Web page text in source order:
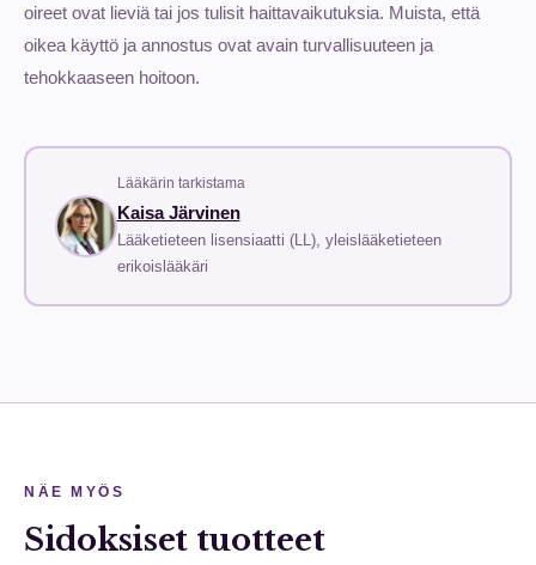
oireet ovat lieviä tai jos tulisit haittavaikutuksia. Muista, että
oikea käyttö ja annostus ovat avain turvallisuuteen ja
tehokkaaseen hoitoon.
Lääkärin tarkistama
Kaisa Järvinen
Lääketieteen lisensiaatti (LL), yleislääketieteen
erikoislääkäri
NÄE MYÖS
Sidoksiset tuotteet